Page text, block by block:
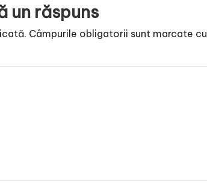
un răspuns
Câmpurile obligatorii sunt marcate cu